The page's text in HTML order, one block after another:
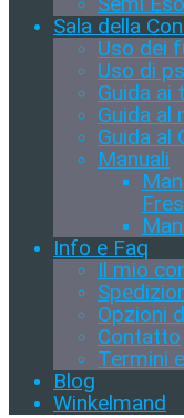
Sala della
Uso dei
Uso di
Guida ai
Guida al
Guida al
Manuali
Info e Faq
Il mio
Opzioni
Contatto
Termini
Blog
Winkelmand